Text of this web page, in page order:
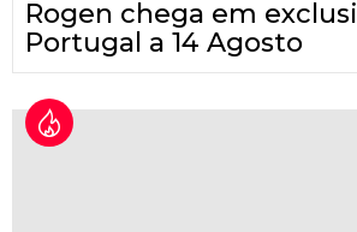
Rogen chega em
Portugal a 14 Agosto